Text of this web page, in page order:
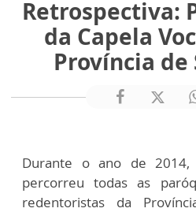
Retrospectiva:
da Capela
Província de
Durante o ano de 2014,
percorreu todas as
redentoristas da